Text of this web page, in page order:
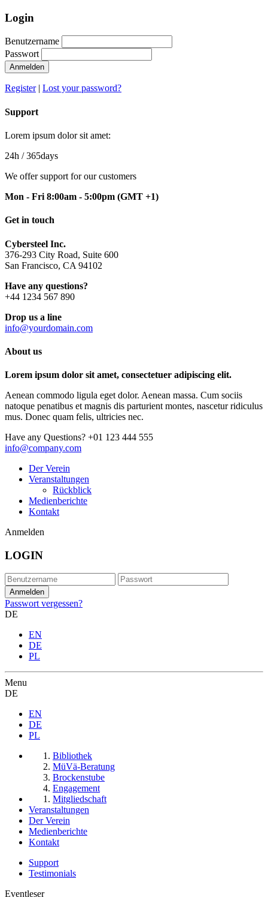
Login
Benutzername
Passwort
Anmelden
Register| Lost your password?
Support
Lorem ipsum dolor sit amet:
24h / 365days
We offer support for our customers
Mon - Fri 8:00am - 5:00pm (GMT +1)
Get in touch
Cybersteel Inc.
376-293 City Road, Suite 600
San Francisco, CA 94102
Have any questions?
+44 1234 567 890
Drop us a line
info@yourdomain.com
About us
Lorem ipsum dolor sit amet, consectetuer adipiscing elit.
Aenean commodo ligula eget dolor. Aenean massa. Cum sociis
natoque penatibus et magnis dis parturient montes, nascetur ridiculus
mus. Donec quam felis, ultricies nec.
Have any Questions? +01 123 444 555
info@company.com
Der Verein
Veranstaltungen
Rückblick
Medienberichte
Kontakt
Anmelden
LOGIN
Passwort vergessen?
DE
EN
DE
PL
Menu
DE
EN
DE
PL
Bibliothek
MüVä-Beratung
Brockenstube
Engagement
Mitgliedschaft
Veranstaltungen
Der Verein
Medienberichte
Kontakt
Support
Testimonials
Eventleser